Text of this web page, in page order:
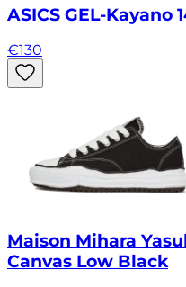
ASICS GEL-Kayano
€130
Maison Mihara
Canvas Low Black